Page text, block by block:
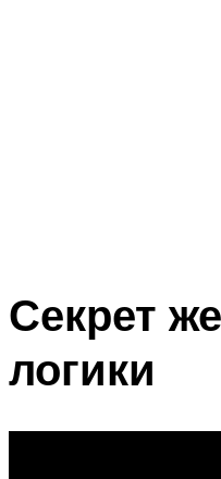
Секрет
логики